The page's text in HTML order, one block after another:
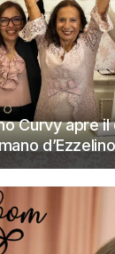
Curvy apre
d’Ezzelino